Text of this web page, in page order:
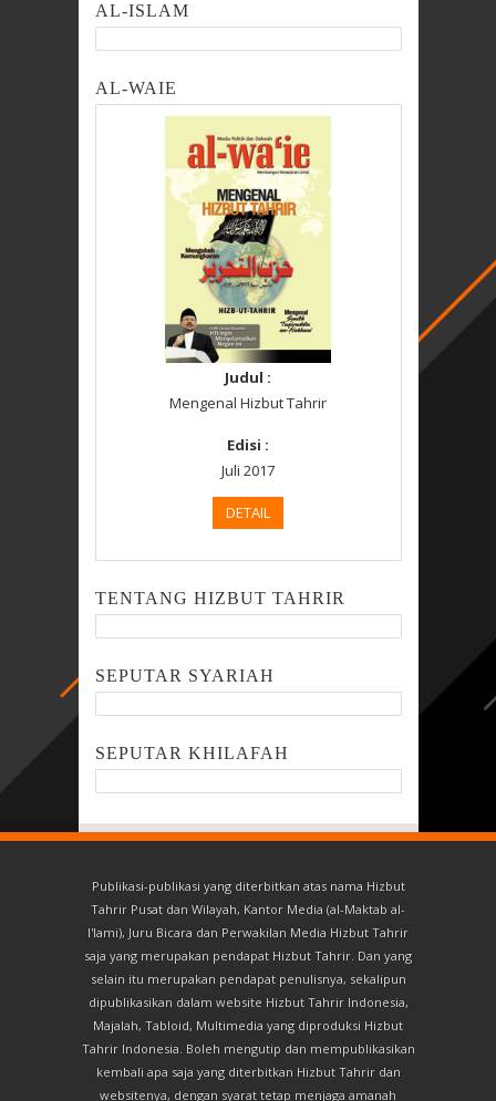
AL-ISLAM
AL-WAIE
Judul :
Mengenal Hizbut Tahrir
Edisi :
Juli 2017
DETAIL
TENTANG HIZBUT TAHRIR
SEPUTAR SYARIAH
SEPUTAR KHILAFAH
Publikasi-publikasi yang diterbitkan atas nama Hizbut
Tahrir Pusat dan Wilayah, Kantor Media (al-Maktab al-
I'lami), Juru Bicara dan Perwakilan Media Hizbut Tahrir
saja yang merupakan pendapat Hizbut Tahrir. Dan yang
selain itu merupakan pendapat penulisnya, sekalipun
dipublikasikan dalam website Hizbut Tahrir Indonesia,
Majalah, Tabloid, Multimedia yang diproduksi Hizbut
Tahrir Indonesia. Boleh mengutip dan mempublikasikan
kembali apa saja yang diterbitkan Hizbut Tahrir dan
websitenya, dengan syarat tetap menjaga amanah